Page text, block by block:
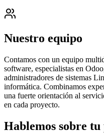
Nuestro equipo
Contamos con un equipo
software, especialistas en
administradores de sistemas
informática. Combinamos
una fuerte orientación al
en cada proyecto.
Hablemos sobre